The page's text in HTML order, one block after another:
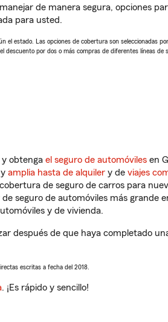
de manera segura, opciones
para usted.
el estado. Las opciones de cobertura son seleccionadas
descuento por dos o más compras de diferentes líneas
obtenga el seguro de automóviles en
y amplia hasta de alquiler y de viajes
de seguro de carros para
seguro de automóviles más grande
y de vivienda.
después de que haya completado
escritas a fecha del 2018.
. ¡Es rápido y sencillo!